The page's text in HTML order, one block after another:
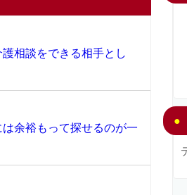
相談をできる相手とし
余裕もって探せるのが一